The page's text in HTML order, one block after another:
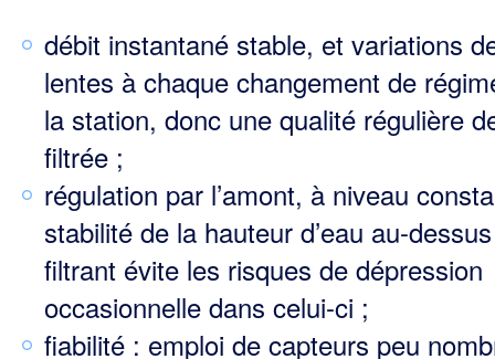
débit instantané stable, et variations
lentes à chaque changement de
la station, donc une qualité régulière
filtrée ;
régulation par l’amont, à niveau
stabilité de la hauteur d’eau au-
filtrant évite les risques de dépression
occasionnelle dans celui-ci ;
fiabilité : emploi de capteurs peu